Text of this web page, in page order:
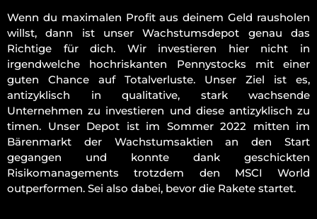
Wenn du maximalen Profit aus deinem Geld rausholen
willst, dann ist unser Wachstumsdepot genau das
Richtige für dich. Wir investieren hier nicht in
irgendwelche hochriskanten Pennystocks mit einer
guten Chance auf Totalverluste. Unser Ziel ist es,
antizyklisch in qualitative, stark wachsende
Unternehmen zu investieren und diese antizyklisch zu
timen. Unser Depot ist im Sommer 2022 mitten im
Bärenmarkt der Wachstumsaktien an den Start
gegangen und konnte dank geschickten
Risikomanagements trotzdem den MSCI World
outperformen. Sei also dabei, bevor die Rakete startet.